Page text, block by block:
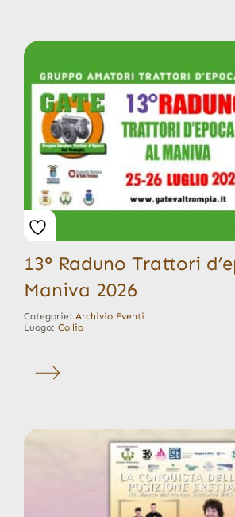
13° Raduno Trattori
Maniva 2026
Categorie: Archivio Eventi
Luogo: Collio